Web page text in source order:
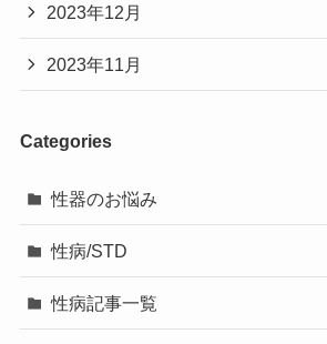
2023年12月
2023年11月
Categories
性器のお悩み
性病/STD
性病記事一覧